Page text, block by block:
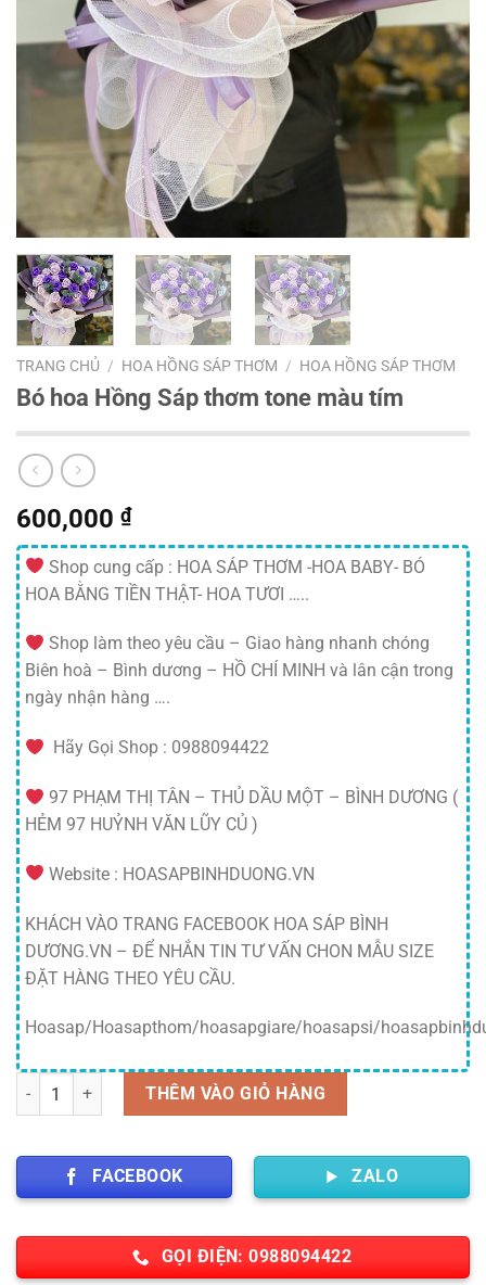
TRANG CHỦ / HOA HỒNG SÁP THƠM / HOA HỒNG SÁP THƠM
Bó hoa Hồng Sáp thơm tone màu tím
600,000 ₫
Shop cung cấp : HOA SÁP THƠM -HOA BABY- BÓ
HOA BẰNG TIỀN THẬT- HOA TƯƠI …..
Shop làm theo yêu cầu – Giao hàng nhanh chóng
Biên hoà – Bình dương – HỒ CHÍ MINH và lân cận trong
ngày nhận hàng ….
Hãy Gọi Shop : 0988094422
97 PHẠM THỊ TÂN – THỦ DẦU MỘT – BÌNH DƯƠNG (
HẺM 97 HUỶNH VĂN LŨY CỦ )
Website : HOASAPBINHDUONG.VN
KHÁCH VÀO TRANG FACEBOOK HOA SÁP BÌNH
DƯƠNG.VN – ĐỂ NHẮN TIN TƯ VẤN CHON MẪU SIZE
ĐẶT HÀNG THEO YÊU CẦU.
Hoasap/Hoasapthom/hoasapgiare/hoasapsi/
Số lượng THÊM VÀO GIỎ HÀNG
FACEBOOK ZALO
GỌI ĐIỆN: 0988094422